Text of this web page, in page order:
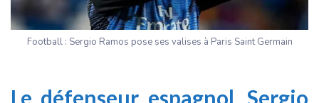
Football : Sergio Ramos pose ses valises à Paris Saint Germain
Le défenseur espagnol, Sergio